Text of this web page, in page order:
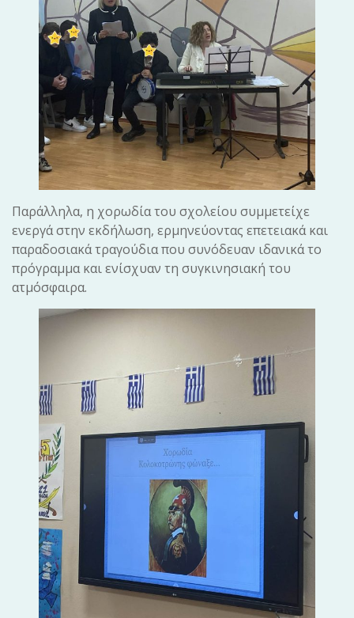
Παράλληλα, η χορωδία του σχολείου συμμετείχε
ενεργά στην εκδήλωση, ερμηνεύοντας επετειακά και
παραδοσιακά τραγούδια που συνόδευαν ιδανικά το
πρόγραμμα και ενίσχυαν τη συγκινησιακή του
ατμόσφαιρα.